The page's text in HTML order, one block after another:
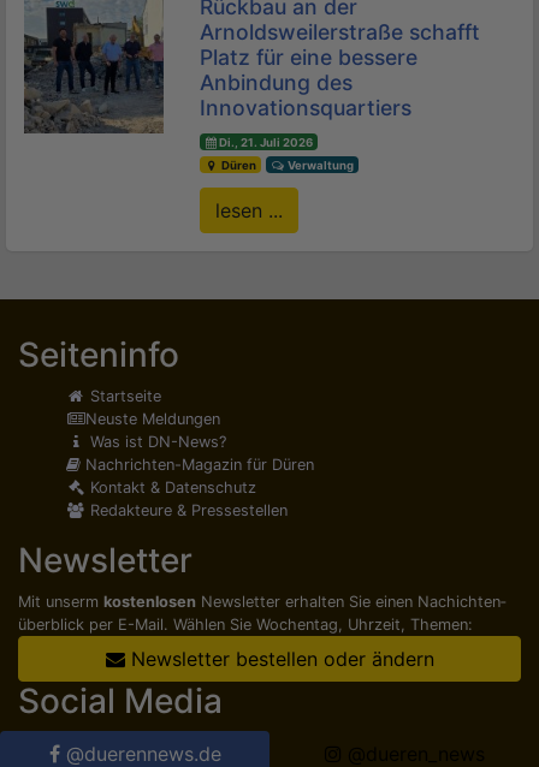
Rückbau an der
Arnoldsweilerstraße schafft
Platz für eine bessere
Anbindung des
Innovationsquartiers
Di., 21. Juli 2026
Düren
Verwaltung
lesen ...
Seiteninfo
Startseite
Neuste Meldungen
Was ist DN-News?
Nachrichten-Magazin für Düren
Kontakt & Datenschutz
Redakteure & Pressestellen
Newsletter
Mit unserm kostenlosen Newsletter erhalten Sie einen Nachichten­
überblick per E-Mail. Wählen Sie Wochentag, Uhrzeit, Themen:
Newsletter bestellen oder ändern
Social Media
@duerennews.de